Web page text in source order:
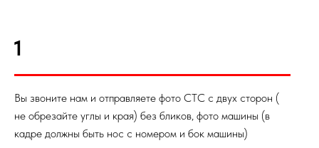
1
Вы звоните нам и отправляете фото СТС с двух сторон (
не обрезайте углы и края) без бликов, фото машины (в
кадре должны быть нос с номером и бок машины)